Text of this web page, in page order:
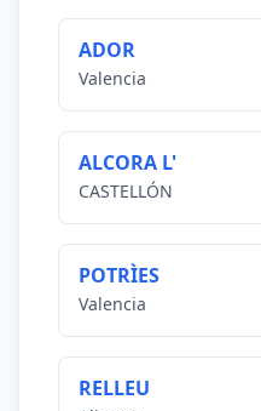
ADOR
Valencia
ALCORA L'
CASTELLÓN
POTRÌES
Valencia
RELLEU